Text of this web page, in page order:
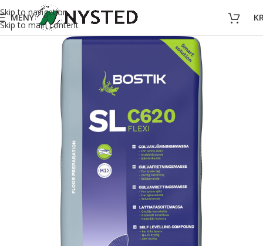
Skip to navigation
Skip to main content
MENY